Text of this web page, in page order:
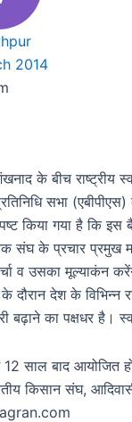
2014
के बीच राष्ट्रीय
सभा
किया गया है कि इस
संघ के प्रचार प्रमुख
व उसका मूल्याकंन
दौरान देश के विभिन्न
बढ़ाने का पक्षधर
12 साल बाद आयोजित
किसान संघ,